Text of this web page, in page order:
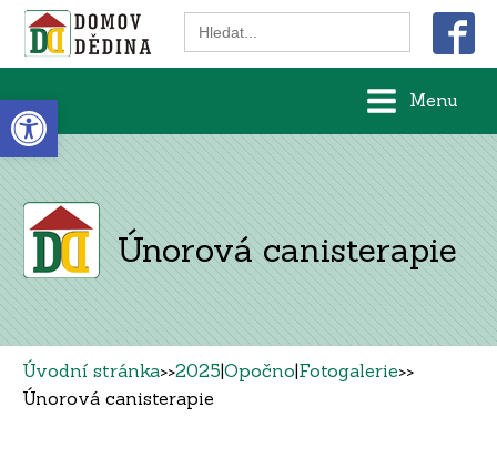
Open toolbar
Search
for:
Menu
Únorová canisterapie
Úvodní stránka>>2025|Opočno|Fotogalerie>>
Únorová canisterapie